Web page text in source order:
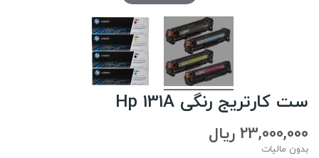
ست کارتریج رنگی Hp 131A
23,000,000 ریال
بدون مالیات